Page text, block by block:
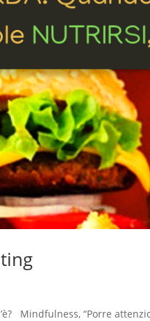
Mindfulness, “Porre